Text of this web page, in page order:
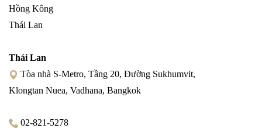
Hồng Kông
Thái Lan
Thái Lan
Tòa nhà S-Metro, Tầng 20, Đường Sukhumvit,
Klongtan Nuea, Vadhana, Bangkok
02-821-5278